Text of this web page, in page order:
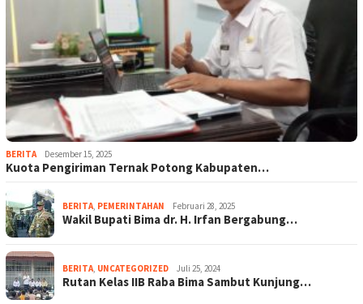
BERITA Desember 15, 2025
Kuota Pengiriman Ternak Potong Kabupaten…
BERITA PEMERINTAHAN Februari 28, 2025
Wakil Bupati Bima dr. H. Irfan Bergabung…
BERITA UNCATEGORIZED Juli 25, 2024
Rutan Kelas IIB Raba Bima Sambut Kunjung…